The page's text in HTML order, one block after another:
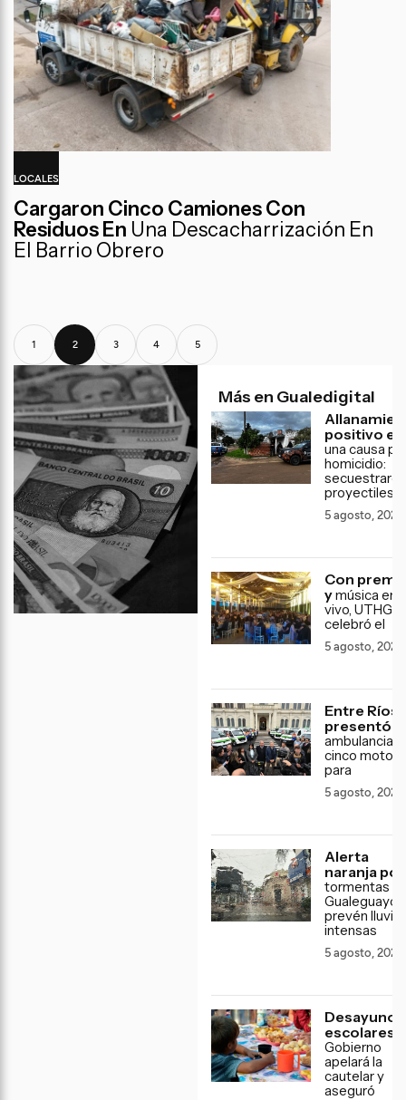
LOCALES
Cargaron Cinco Camiones Con
Residuos En Una Descacharrización En
El Barrio Obrero
1 2 3 4 5
Más en Gualedigital
positivo en
una causa
homicidio:
secuestraron
proyectiles
5 agosto, 2026
Con
ymúsica en
vivo,
celebró el
5 agosto, 2026
Entre Ríos
presentó
ambulancias
cinco motos
para
5 agosto, 2026
Alerta
naranja por
tormentas
prevén
intensas
5 agosto, 2026
Desayunos
escolares:
Gobierno
apelará la
cautelar y
aseguró